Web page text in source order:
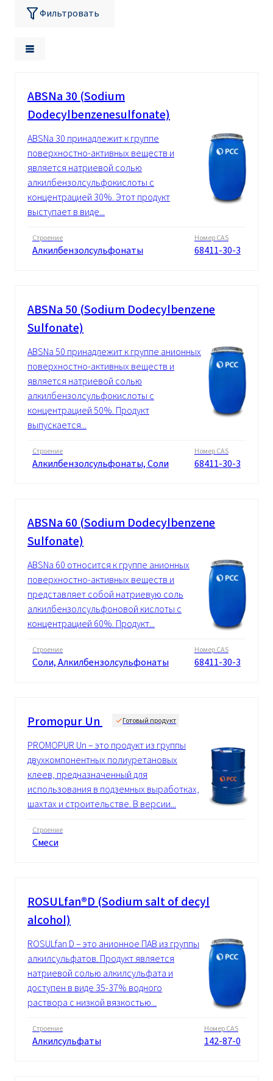
Фильтровать
ABSNa 30 (Sodium
Dodecylbenzenesulfonate)
ABSNa 30 принадлежит к группе
поверхностно-активных веществ и
является натриевой солью
алкилбензолсульфокислоты с
концентрацией 30%. Этот продукт
выступает в виде...
Строение
Алкилбензолсульфонаты
Номер CAS
68411-30-3
ABSNa 50 (Sodium Dodecylbenzene
Sulfonate)
ABSNa 50 принадлежит к группе анионных
поверхностно-активных веществ и
является натриевой солью
алкилбензолсульфокислоты с
концентрацией 50%. Продукт
выпускается...
Строение
Алкилбензолсульфонаты, Cоли
Номер CAS
68411-30-3
ABSNa 60 (Sodium Dodecylbenzene
Sulfonate)
ABSNa 60 относится к группе анионных
поверхностно-активных веществ и
представляет собой натриевую соль
алкилбензолсульфоновой кислоты с
концентрацией 60%. Продукт...
Строение
Cоли, Алкилбензолсульфонаты
Номер CAS
68411-30-3
Promopur Un Готовый продукт
PROMOPUR Un – это продукт из группы
двухкомпонентных полиуретановых
клеев, предназначенный для
использования в подземных выработках,
шахтах и строительстве. В версии...
Строение
Смеси
ROSULfan®D (Sodium salt of decyl
alcohol)
ROSULfan D – это анионное ПАВ из группы
алкилсульфатов. Продукт является
натриевой солью алкилсульфата и
доступен в виде 35-37% водного
раствора с низкой вязкостью...
Строение
Алкилсульфаты
Номер CAS
142-87-0